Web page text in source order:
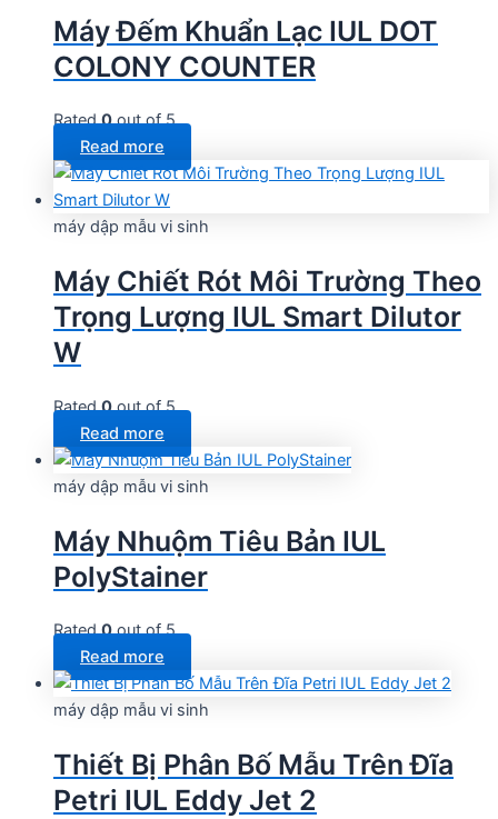
Máy Đếm Khuẩn Lạc IUL DOT
COLONY COUNTER
Rated0out of 5
Read more
máy dập mẫu vi sinh
Máy Chiết Rót Môi Trường Theo
Trọng Lượng IUL Smart Dilutor
W
Rated0out of 5
Read more
máy dập mẫu vi sinh
Máy Nhuộm Tiêu Bản IUL
PolyStainer
Rated0out of 5
Read more
máy dập mẫu vi sinh
Thiết Bị Phân Bố Mẫu Trên Đĩa
Petri IUL Eddy Jet 2